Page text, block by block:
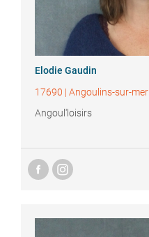
Elodie Gaudin
17690 | Angoulins-sur-mer
Angoul'loisirs